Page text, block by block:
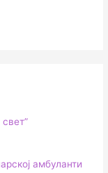
амбуланти